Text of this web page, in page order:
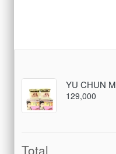
YU CHUN
129,000
Total